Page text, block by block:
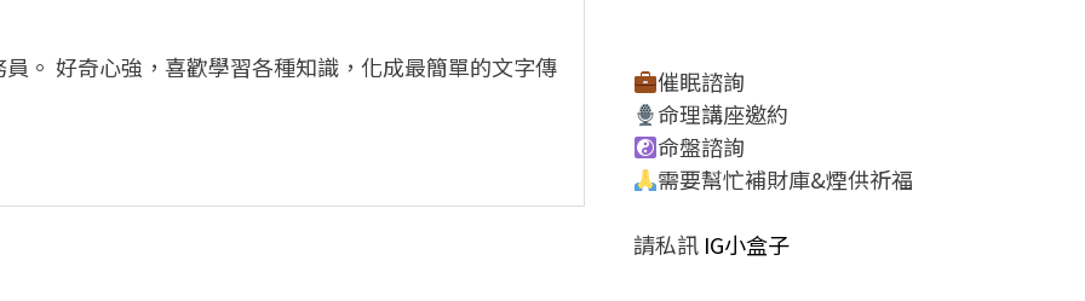
。 好奇心強，喜歡學習各種知識，化成最簡單的文字傳
催眠諮詢
命理講座邀約
命盤諮詢
需要幫忙補財庫&煙供祈福
請私訊IG小盒子